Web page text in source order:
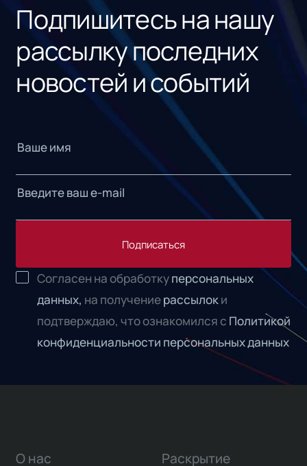
Подпишитесь на нашу
рассылку последних
новостей и событий
Подписаться
Согласен на обработкуперсональных
данных, на получениерассылоки
подтверждаю, что ознакомился с Политикой
конфиденциальности персональных данных
О нас Раскрытие